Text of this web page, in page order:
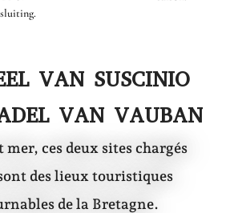
VAN SUSCINIO
VAN VAUBAN
ces deux sites chargés
des lieux touristiques
de la Bretagne.